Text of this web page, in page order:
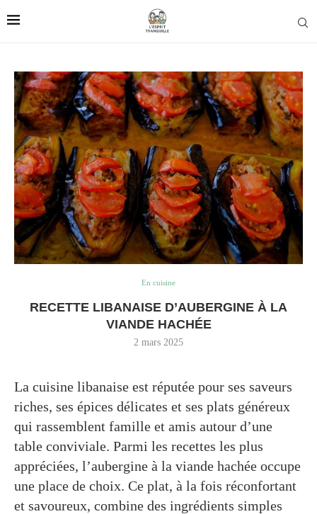
En cuisine
RECETTE LIBANAISE D’AUBERGINE À LA
VIANDE HACHÉE
2 mars 2025
La cuisine libanaise est réputée pour ses saveurs
riches, ses épices délicates et ses plats généreux
qui rassemblent famille et amis autour d’une
table conviviale. Parmi les recettes les plus
appréciées, l’aubergine à la viande hachée occupe
une place de choix. Ce plat, à la fois réconfortant
et savoureux, combine des ingrédients simples